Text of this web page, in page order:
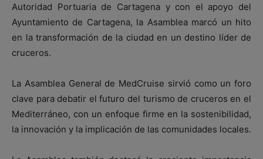
Autoridad Portuaria de Cartagena y con el apoyo del
Ayuntamiento de Cartagena, la Asamblea marcó un hito
en la transformación de la ciudad en un destino líder de
cruceros.
La Asamblea General de MedCruise sirvió como un foro
clave para debatir el futuro del turismo de cruceros en el
Mediterráneo, con un enfoque firme en la sostenibilidad,
la innovación y la implicación de las comunidades locales.